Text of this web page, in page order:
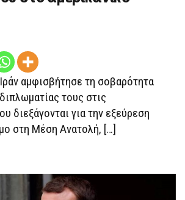
ΤΗΝ
ΑΠΆΝΤΗΣΉ
ΤΟΥ
ΣΤΟ
ΑΜΕΡΙΚΑΝΙΚΌ
ΣΧΈΔΙΟ
αμφισβήτησε τη σοβαρότητα
τους στις
διεξάγονται για την εξεύρεση
στη Μέση Ανατολή, […]